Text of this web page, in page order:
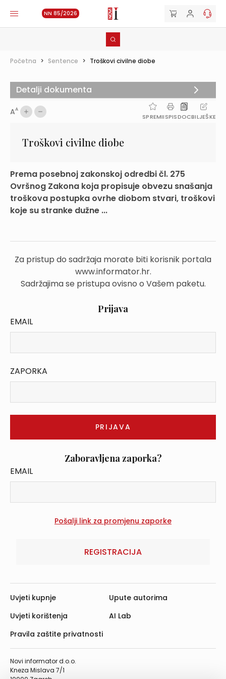
NN 85/2026
Početna > Sentence > Troškovi civilne diobe
AA
SPREMIISPISDOCBILJEŠKE
Troškovi civilne diobe
Prema posebnoj zakonskoj odredbi čl. 275
Ovršnog Zakona koja propisuje obvezu snašanja
troškova postupka ovrhe diobom stvari, troškovi
koje su stranke dužne ...
Za pristup do sadržaja morate biti korisnik portala
www.informator.hr.
Sadržajima se pristupa ovisno o Vašem paketu.
Prijava
EMAIL
ZAPORKA
Zaboravljena zaporka?
EMAIL
REGISTRACIJA
Detalji dokumenta
Novi informator d.o.o.
Kneza Mislava 7/1
Uvjeti kupnje
Uvjeti korištenja
Pravila zaštite privatnosti
Upute autorima
AI Lab